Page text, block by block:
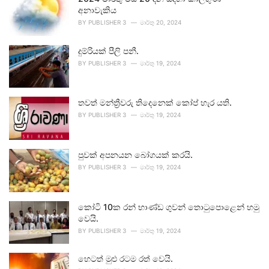
අනාවැකිය
BY PUBLISHER 3 මාර්තු 20, 2024
දුම්රියක් පීලි පනී.
BY PUBLISHER 3 මාර්තු 19, 2024
තවත් මන්ත්‍රීවරු තිදෙනෙක් කෝප් හැර යති.
BY PUBLISHER 3 මාර්තු 19, 2024
පුවක් අපනයන බෝගයක් කරයි.
BY PUBLISHER 3 මාර්තු 19, 2024
කෝටි 10ක රන් භාණ්ඩ ගුවන් තොටුපොළෙන් හමු
වෙයි.
BY PUBLISHER 3 මාර්තු 19, 2024
හෙටත් මුළු රටම රත් වෙයි.